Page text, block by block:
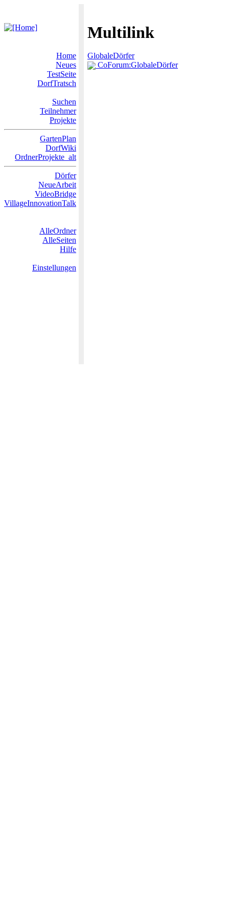
Multilink
Home
Neues
TestSeite
DorfTratsch
Suchen
Teilnehmer
Projekte
GartenPlan
DorfWiki
OrdnerProjekte_alt
Dörfer
NeueArbeit
VideoBridge
VillageInnovationTalk
AlleOrdner
AlleSeiten
Hilfe
Einstellungen
GlobaleDörfer
CoForum:GlobaleDörfer